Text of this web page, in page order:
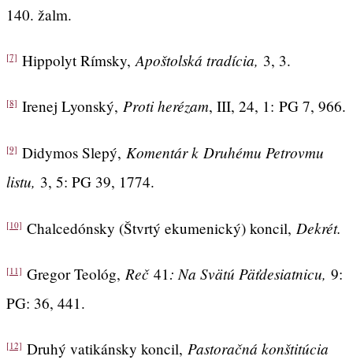
140. žalm.
[7] Hippolyt Rímsky,Apoštolská tradícia, 3, 3.
[8] Irenej Lyonský, Proti herézam, III, 24, 1: PG 7, 966.
[9] Didymos Slepý, Komentár k Druhému Petrovmu
listu, 3, 5: PG 39, 1774.
[10] Chalcedónsky (Štvrtý ekumenický) koncil, Dekrét.
[11] Gregor Teológ, Reč 41: Na Svätú Päťdesiatnicu, 9:
PG: 36, 441.
[12] Druhý vatikánsky koncil, Pastoračná konštitúcia